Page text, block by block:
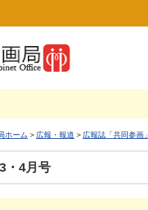
ホーム > 広報・報道 > 広報誌「共同参画」
・4月号